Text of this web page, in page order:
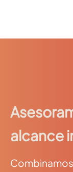
alcance